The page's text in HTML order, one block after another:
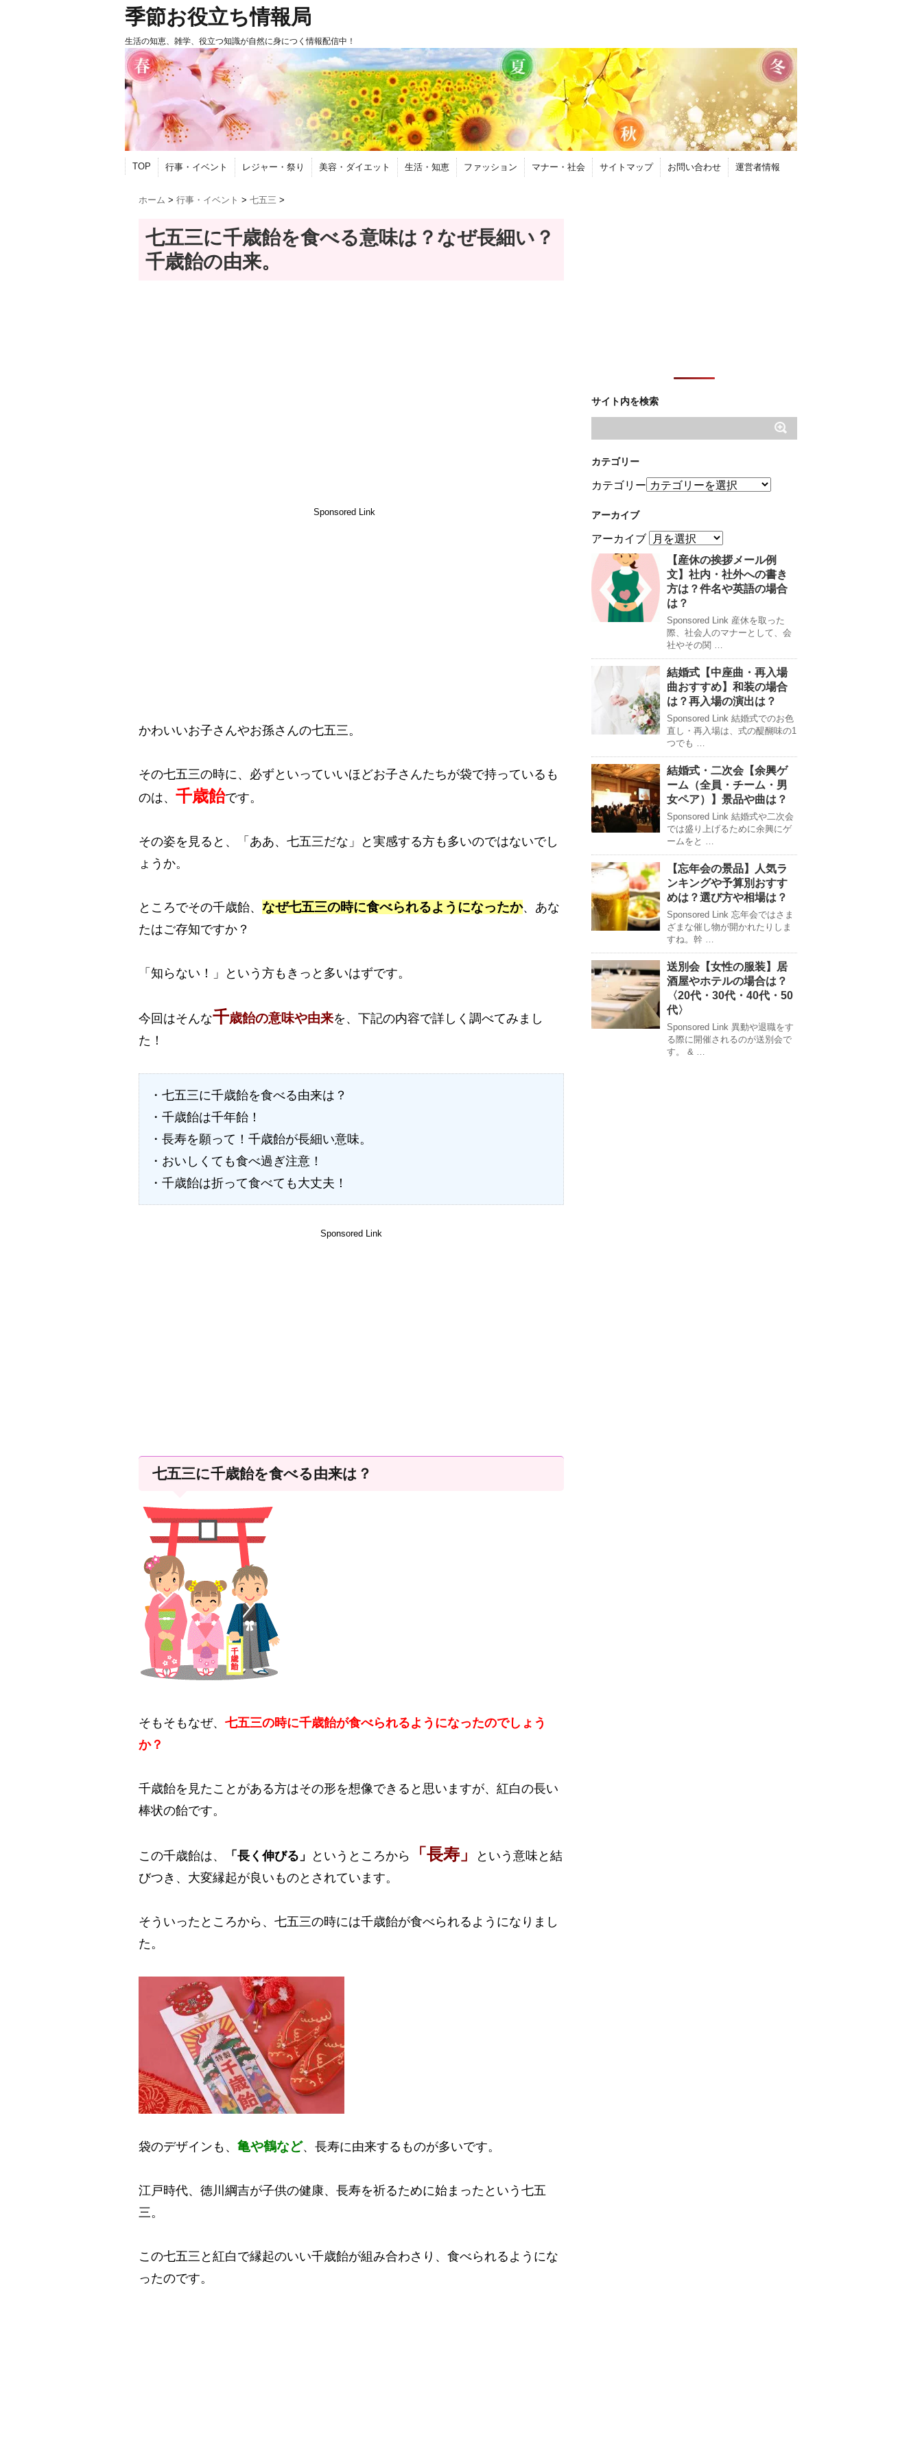
季節お役立ち情報局
生活の知恵、雑学、役立つ知識が自然に身につく情報配信中！
TOP 行事・イベント レジャー・祭り 美容・ダイエット 生活・知恵 ファッション マナー・社会 サイトマップ お問い合わせ 運営者情報
ホーム > 行事・イベント > 七五三 >
七五三に千歳飴を食べる意味は？なぜ長細い？
千歳飴の由来。
Sponsored Link
かわいいお子さんやお孫さんの七五三。
その七五三の時に、必ずといっていいほどお子さんたちが袋で持っているも
のは、 千歳飴です。
その姿を見ると、「ああ、七五三だな」と実感する方も多いのではないでし
ょうか。
ところでその千歳飴、 なぜ七五三の時に食べられるようになったか、あな
たはご存知ですか？
「知らない！」という方もきっと多いはずです。
今回はそんな千歳飴の意味や由来を、下記の内容で詳しく調べてみまし
た！
・七五三に千歳飴を食べる由来は？
・千歳飴は千年飴！
・長寿を願って！千歳飴が長細い意味。
・おいしくても食べ過ぎ注意！
・千歳飴は折って食べても大丈夫！
Sponsored Link
七五三に千歳飴を食べる由来は？
そもそもなぜ、 七五三の時に千歳飴が食べられるようになったのでしょう
か？
千歳飴を見たことがある方はその形を想像できると思いますが、紅白の長い
棒状の飴です。
この千歳飴は、 「長く伸びる」 というところから 「長寿」
という意味と結
びつき、大変縁起が良いものとされています。
そういったところから、七五三の時には千歳飴が食べられるようになりまし
た。
袋のデザインも、 亀や鶴など、長寿に由来するものが多いです。
江戸時代、徳川綱吉が子供の健康、長寿を祈るために始まったという七五
三。
この七五三と紅白で縁起のいい千歳飴が組み合わさり、食べられるようにな
ったのです。
サイト内を検索
カテゴリー
カテゴリー
アーカイブ
アーカイブ
【産休の挨拶メール例
文】社内・社外への書き
方は？件名や英語の場合
は？
Sponsored Link 産休を取った
際、社会人のマナーとして、会
社やその関 …
結婚式【中座曲・再入場
曲おすすめ】和装の場合
は？再入場の演出は？
Sponsored Link 結婚式でのお色
直し・再入場は、式の醍醐味の1
つでも …
結婚式・二次会【余興ゲ
ーム（全員・チーム・男
女ペア）】景品や曲は？
Sponsored Link 結婚式や二次会
では盛り上げるために余興にゲ
ームをと …
【忘年会の景品】人気ラ
ンキングや予算別おすす
めは？選び方や相場は？
Sponsored Link 忘年会ではさま
ざまな催し物が開かれたりしま
すね。幹 …
送別会【女性の服装】居
酒屋やホテルの場合は？
〈20代・30代・40代・50
代〉
Sponsored Link 異動や退職をす
る際に開催されるのが送別会で
す。 & …